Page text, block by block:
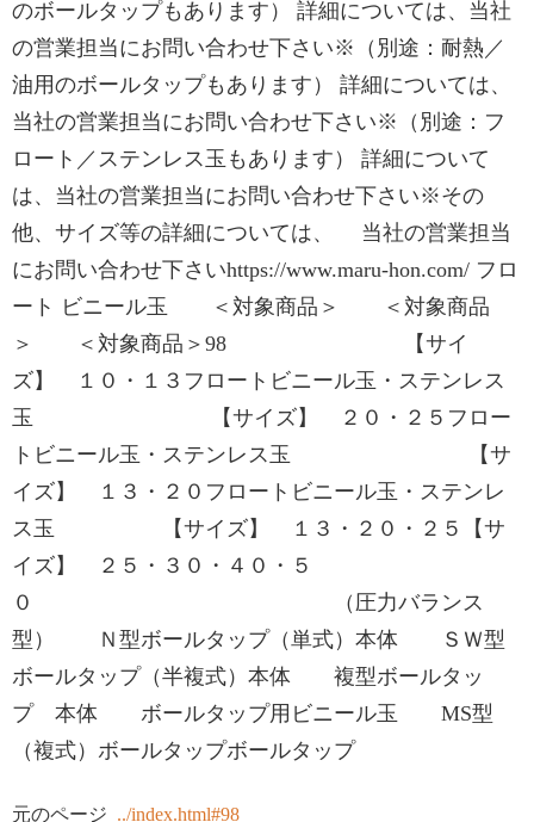
のボールタップもあります） 詳細については、当社
の営業担当にお問い合わせ下さい※（別途：耐熱／
油用のボールタップもあります） 詳細については、
当社の営業担当にお問い合わせ下さい※（別途：フ
ロート／ステンレス玉もあります） 詳細について
は、当社の営業担当にお問い合わせ下さい※その
他、サイズ等の詳細については、 当社の営業担当
にお問い合わせ下さいhttps://www.maru-hon.com/ フロ
ート ビニール⽟ ＜対象商品＞ ＜対象商品
＞ ＜対象商品＞98 【サイ
ズ】 １０・１３フロートビニール⽟・ステンレス
⽟ 【サイズ】 ２０・２５フロー
トビニール⽟・ステンレス⽟ 【サ
イズ】 １３・２０フロートビニール⽟・ステンレ
ス⽟ 【サイズ】 １３・２０・２５【サ
イズ】 ２５・３０・４０・５
０ （圧⼒バランス
型） Ｎ型ボールタップ（単式）本体 ＳＷ型
ボールタップ（半複式）本体 複型ボールタッ
プ 本体 ボールタップ⽤ビニール⽟ MS型
（複式）ボールタップボールタップ
元のページ ../index.html#98